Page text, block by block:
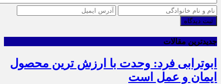
ثبت دیدگاه
جدیدترین مقالات
ابوترابی فرد: وحدت با ارزش ترین محصول
ایمان و عمل است